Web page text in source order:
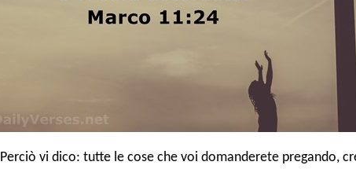
Perciò vi dico: tutte le cose che voi domanderete pregando,